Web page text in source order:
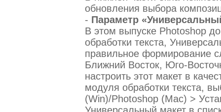
обновления выбора
- Параметр
В этом выпуске Photoshop
обработки текста,
правильное формирование
Ближний Восток, Юго-
настроить этот макет в
модуля обработки текста,
(Win)/Photoshop (Mac) >